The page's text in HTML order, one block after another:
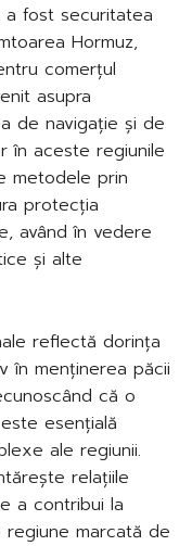
a fost securitatea
Hormuz,
comerțul
asupra
de navigație și de
în aceste regiunile
metodele prin
protecția
având în vedere
și alte
reflectă dorința
în menținerea păcii
că o
esențială
ale regiunii.
relațiile
a contribui la
marcată de